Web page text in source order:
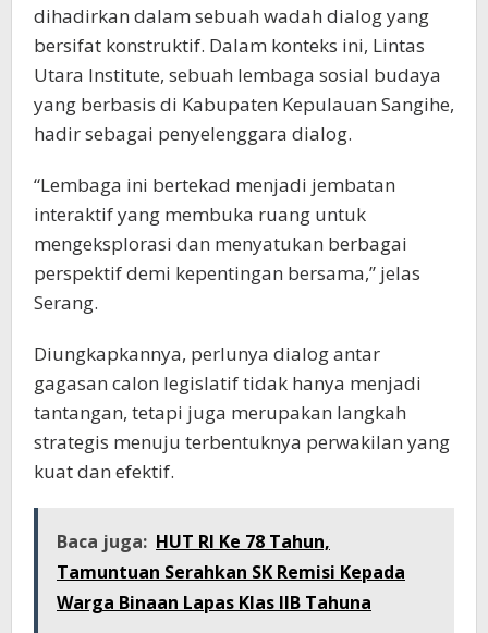
dihadirkan dalam sebuah wadah dialog yang
bersifat konstruktif. Dalam konteks ini, Lintas
Utara Institute, sebuah lembaga sosial budaya
yang berbasis di Kabupaten Kepulauan Sangihe,
hadir sebagai penyelenggara dialog.
“Lembaga ini bertekad menjadi jembatan
interaktif yang membuka ruang untuk
mengeksplorasi dan menyatukan berbagai
perspektif demi kepentingan bersama,” jelas
Serang.
Diungkapkannya, perlunya dialog antar
gagasan calon legislatif tidak hanya menjadi
tantangan, tetapi juga merupakan langkah
strategis menuju terbentuknya perwakilan yang
kuat dan efektif.
Baca juga: HUT RI Ke 78 Tahun,
Tamuntuan Serahkan SK Remisi Kepada
Warga Binaan Lapas Klas IIB Tahuna